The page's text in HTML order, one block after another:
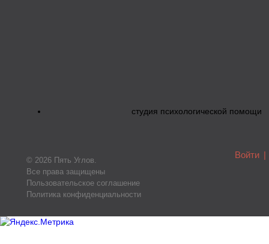
студия психологической помощи
© 2026 Пять Углов.
Все права защищены
Пользовательское соглашение
Политика конфиденциальности
Войти